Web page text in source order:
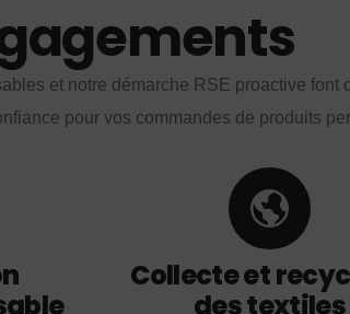
et notre démarche RSE proactive font
pour vos commandes de produits
Collecte et
des textiles